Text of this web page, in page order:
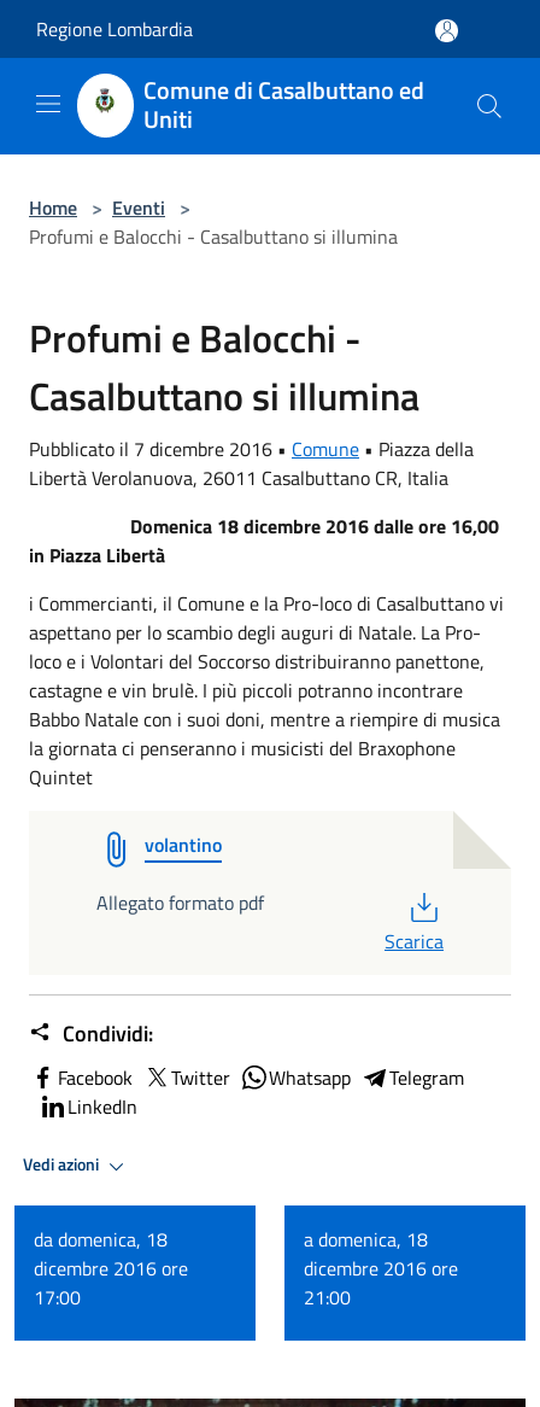
Regione Lombardia
Comune di Casalbuttano ed
Uniti
Home > Eventi >
Profumi e Balocchi - Casalbuttano si illumina
Profumi e Balocchi -
Casalbuttano si illumina
Pubblicato il 7 dicembre 2016 • Comune • Piazza della
Libertà Verolanuova, 26011 Casalbuttano CR, Italia
Domenica 18 dicembre 2016 dalle ore 16,00
in Piazza Libertà
i Commercianti, il Comune e la Pro-loco di Casalbuttano vi
aspettano per lo scambio degli auguri di Natale. La Pro-
loco e i Volontari del Soccorso distribuiranno panettone,
castagne e vin brulè. I più piccoli potranno incontrare
Babbo Natale con i suoi doni, mentre a riempire di musica
la giornata ci penseranno i musicisti del Braxophone
Quintet
volantino
Allegato formato pdf
Scarica
Condividi:
Facebook Twitter Whatsapp
Telegram
LinkedIn
Vedi azioni
da domenica, 18
dicembre 2016 ore
17:00
a domenica, 18
dicembre 2016 ore
21:00